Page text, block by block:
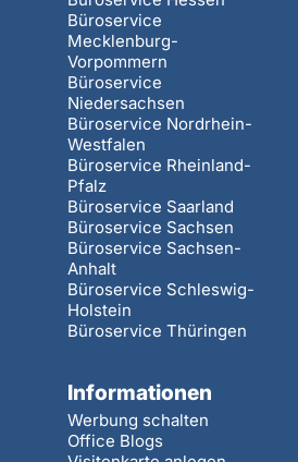
Büroservice
Mecklenburg-
Vorpommern
Büroservice
Niedersachsen
Büroservice Nordrhein-
Westfalen
Büroservice Rheinland-
Pfalz
Büroservice Saarland
Büroservice Sachsen
Büroservice Sachsen-
Anhalt
Büroservice Schleswig-
Holstein
Büroservice Thüringen
Informationen
Werbung schalten
Office Blogs